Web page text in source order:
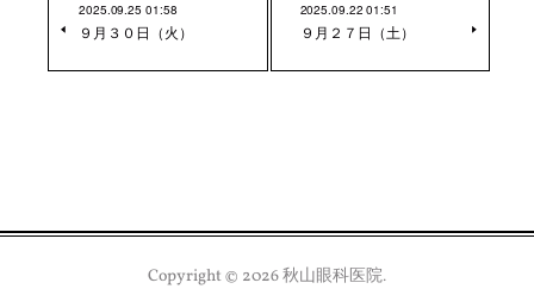
2025.09.25 01:58
９月３０日（火）
2025.09.22 01:51
９月２７日（土）
Copyright © 2026秋山眼科医院.